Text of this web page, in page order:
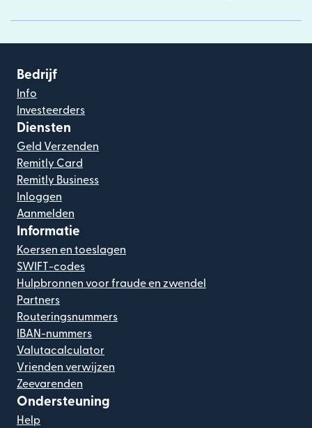
Bedrijf
Info
Investeerders
Diensten
Geld Verzenden
Remitly Card
Remitly Business
Inloggen
Aanmelden
Informatie
Koersen en toeslagen
SWIFT-codes
Hulpbronnen voor fraude en zwendel
Partners
Routeringsnummers
IBAN-nummers
Valutacalculator
Vrienden verwijzen
Zeevarenden
Ondersteuning
Help